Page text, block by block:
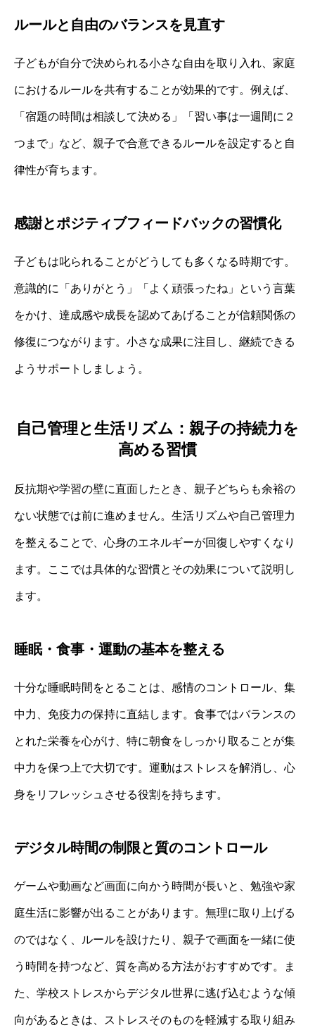
ルールと自由のバランスを見直す
子どもが自分で決められる小さな自由を取り入れ、家庭
におけるルールを共有することが効果的です。例えば、
「宿題の時間は相談して決める」「習い事は一週間に２
つまで」など、親子で合意できるルールを設定すると自
律性が育ちます。
感謝とポジティブフィードバックの習慣化
子どもは叱られることがどうしても多くなる時期です。
意識的に「ありがとう」「よく頑張ったね」という言葉
をかけ、達成感や成長を認めてあげることが信頼関係の
修復につながります。小さな成果に注目し、継続できる
ようサポートしましょう。
自己管理と生活リズム：親子の持続力を
高める習慣
反抗期や学習の壁に直面したとき、親子どちらも余裕の
ない状態では前に進めません。生活リズムや自己管理力
を整えることで、心身のエネルギーが回復しやすくなり
ます。ここでは具体的な習慣とその効果について説明し
ます。
睡眠・食事・運動の基本を整える
十分な睡眠時間をとることは、感情のコントロール、集
中力、免疫力の保持に直結します。食事ではバランスの
とれた栄養を心がけ、特に朝食をしっかり取ることが集
中力を保つ上で大切です。運動はストレスを解消し、心
身をリフレッシュさせる役割を持ちます。
デジタル時間の制限と質のコントロール
ゲームや動画など画面に向かう時間が長いと、勉強や家
庭生活に影響が出ることがあります。無理に取り上げる
のではなく、ルールを設けたり、親子で画面を一緒に使
う時間を持つなど、質を高める方法がおすすめです。ま
た、学校ストレスからデジタル世界に逃げ込むような傾
向があるときは、ストレスそのものを軽減する取り組み